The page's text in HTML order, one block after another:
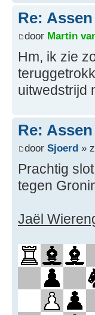
Re: Assen
door Martin
Hm, ik zie
uitwedstrijd
Re: Assen
door Sjoerd »
Prachtig
tegen
Jaël